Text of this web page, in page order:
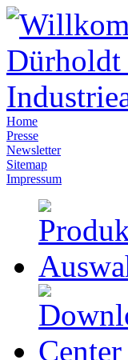
Home
Presse
Newsletter
Sitemap
Impressum